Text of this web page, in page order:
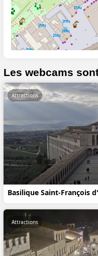
Les webcams
Basilique Saint-François
Attractions
Attractions